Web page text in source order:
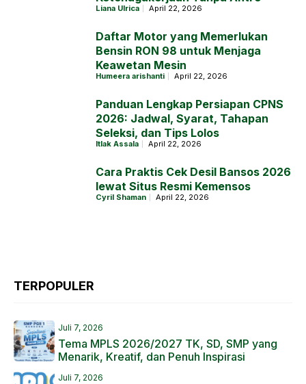
Liana Ulrica April 22, 2026
Daftar Motor yang Memerlukan
Bensin RON 98 untuk Menjaga
Keawetan Mesin
Humeera arishanti April 22, 2026
Panduan Lengkap Persiapan CPNS
2026: Jadwal, Syarat, Tahapan
Seleksi, dan Tips Lolos
Itlak Assala April 22, 2026
Cara Praktis Cek Desil Bansos 2026
lewat Situs Resmi Kemensos
Cyril Shaman April 22, 2026
TERPOPULER
Juli 7, 2026
Tema MPLS 2026/2027 TK, SD, SMP yang
Menarik, Kreatif, dan Penuh Inspirasi
Juli 7, 2026